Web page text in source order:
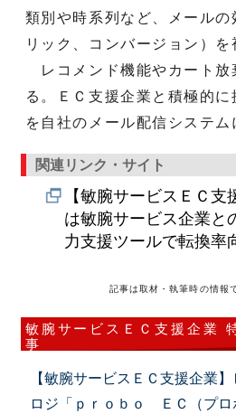
類別や時系列など、メールの
リック、コンバージョン）を
レコメンド機能やカート放
る。ＥＣ支援企業と積極的
を自社のメール配信システム
関連リンク・サイト
【敏腕サービスＥＣ
は敏腕サービス企業と
力支援ツールで転換率
記事は取材・執筆時の情報
敏腕サービスＥＣ支援企業
事
【敏腕サービスＥＣ支援企業
ロジ「ｐｒｏｂｏ ＥＣ（プロ